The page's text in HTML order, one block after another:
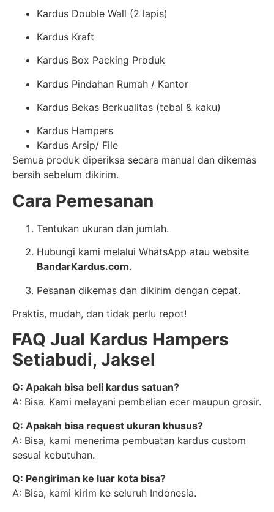
Kardus Double Wall (2 lapis)
Kardus Kraft
Kardus Box Packing Produk
Kardus Pindahan Rumah / Kantor
Kardus Bekas Berkualitas (tebal & kaku)
Kardus Hampers
Kardus Arsip/ File
Semua produk diperiksa secara manual dan dikemas
bersih sebelum dikirim.
Cara Pemesanan
Tentukan ukuran dan jumlah.
Hubungi kami melalui WhatsApp atau website
BandarKardus.com.
Pesanan dikemas dan dikirim dengan cepat.
Praktis, mudah, dan tidak perlu repot!
FAQ Jual Kardus Hampers
Setiabudi, Jaksel
Q: Apakah bisa beli kardus satuan?
A: Bisa. Kami melayani pembelian ecer maupun grosir.
Q: Apakah bisa request ukuran khusus?
A: Bisa, kami menerima pembuatan kardus custom
sesuai kebutuhan.
Q: Pengiriman ke luar kota bisa?
A: Bisa, kami kirim ke seluruh Indonesia.